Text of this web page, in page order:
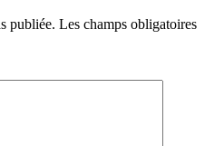
publiée. Les champs obligatoires